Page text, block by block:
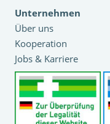
Unternehmen
Über uns
Kooperation
Jobs & Karriere